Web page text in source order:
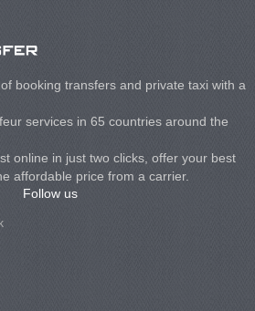
booking transfers and private taxi with a
services in 65 countries around the
online in just two clicks, offer your best
affordable price from a carrier.
Follow us